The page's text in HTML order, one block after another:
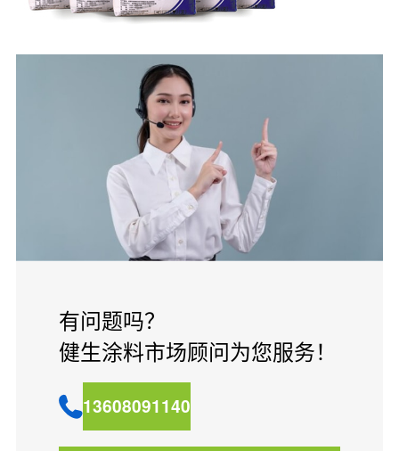
有问题吗？
健生涂料市场顾问为您服务！
13608091140